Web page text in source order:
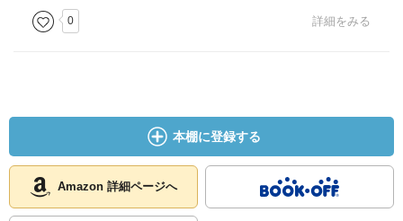
0 詳細をみる
本棚に登録する
Amazon 詳細ページへ